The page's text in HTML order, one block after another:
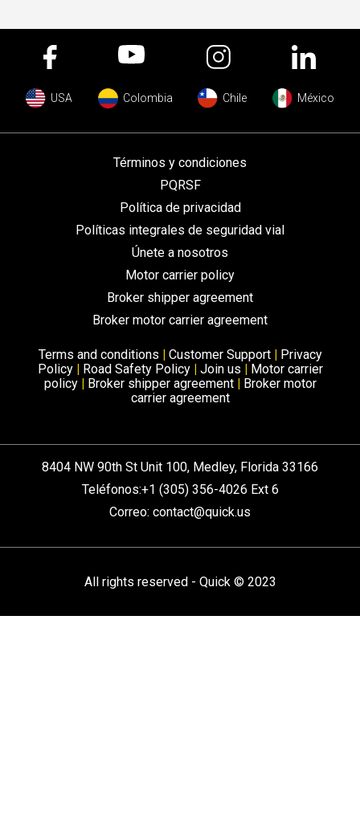
USA Colombia Chile México
Términos y condiciones
PQRSF
Política de privacidad
Políticas integrales de seguridad vial
Únete a nosotros
Motor carrier policy
Broker shipper agreement
Broker motor carrier agreement
Terms and conditions | Customer Support | Privacy
Policy | Road Safety Policy | Join us | Motor carrier
policy | Broker shipper agreement | Broker motor
carrier agreement
8404 NW 90th St Unit 100, Medley, Florida 33166
Teléfonos:+1 (305) 356-4026 Ext 6
Correo: contact@quick.us
All rights reserved - Quick © 2023